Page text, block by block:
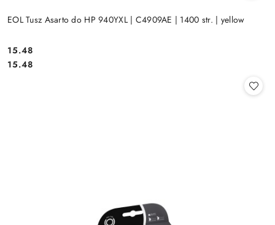
EOL Tusz Asarto do HP 940YXL | C4909AE | 1400 str. | yellow
Cena:
15.48
Cena:
15.48